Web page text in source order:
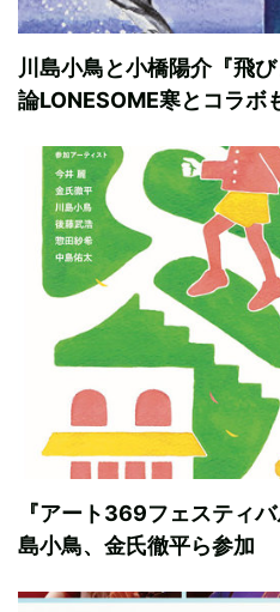
川島小鳥と小橋陽介『飛
論LONESOME寒とコラボ
『アート369フェスティ
島小鳥、金氏徹平ら参加